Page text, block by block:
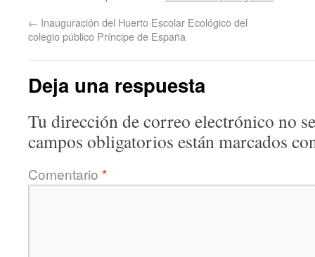
← Inauguración del Huerto Escolar Ecológico del
colegio público Príncipe de España
Deja una respuesta
Tu dirección de correo electrónico no
campos obligatorios están marcados
Comentario *